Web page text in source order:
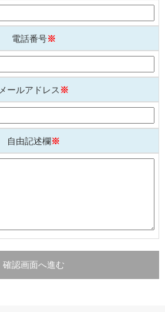
電話番号※
メールアドレス ※
自由記述欄※